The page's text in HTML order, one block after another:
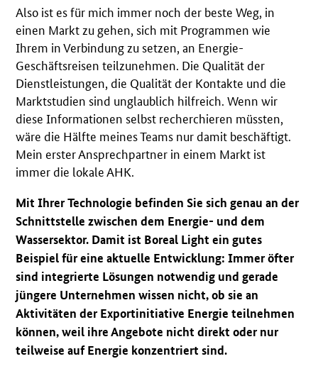
Also ist es für mich immer noch der beste Weg, in
einen Markt zu gehen, sich mit Programmen wie
Ihrem in Verbindung zu setzen, an Energie-
Geschäftsreisen teilzunehmen. Die Qualität der
Dienstleistungen, die Qualität der Kontakte und die
Marktstudien sind unglaublich hilfreich. Wenn wir
diese Informationen selbst recherchieren müssten,
wäre die Hälfte meines Teams nur damit beschäftigt.
Mein erster Ansprechpartner in einem Markt ist
immer die lokale AHK.
Mit Ihrer Technologie befinden Sie sich genau an der
Schnittstelle zwischen dem Energie- und dem
Wassersektor. Damit ist Boreal Light ein gutes
Beispiel für eine aktuelle Entwicklung: Immer öfter
sind integrierte Lösungen notwendig und gerade
jüngere Unternehmen wissen nicht, ob sie an
Aktivitäten der Exportinitiative Energie teilnehmen
können, weil ihre Angebote nicht direkt oder nur
teilweise auf Energie konzentriert sind.